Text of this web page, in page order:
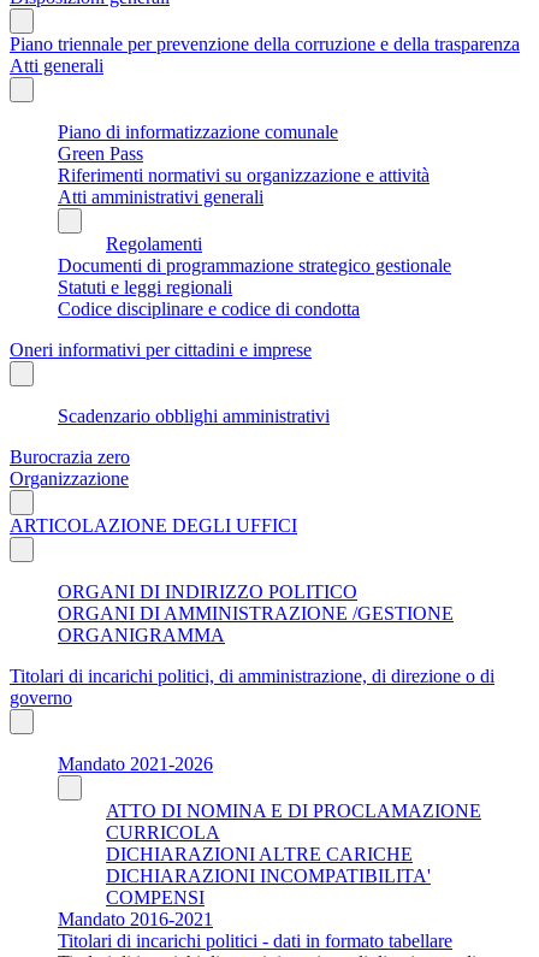
Piano triennale per prevenzione della corruzione e della trasparenza
Atti generali
Piano di informatizzazione comunale
Green Pass
Riferimenti normativi su organizzazione e attività
Atti amministrativi generali
Regolamenti
Documenti di programmazione strategico gestionale
Statuti e leggi regionali
Codice disciplinare e codice di condotta
Oneri informativi per cittadini e imprese
Scadenzario obblighi amministrativi
Burocrazia zero
Organizzazione
ARTICOLAZIONE DEGLI UFFICI
ORGANI DI INDIRIZZO POLITICO
ORGANI DI AMMINISTRAZIONE /GESTIONE
ORGANIGRAMMA
Titolari di incarichi politici, di amministrazione, di direzione o di
governo
Mandato 2021-2026
ATTO DI NOMINA E DI PROCLAMAZIONE
CURRICOLA
DICHIARAZIONI ALTRE CARICHE
DICHIARAZIONI INCOMPATIBILITA'
COMPENSI
Mandato 2016-2021
Titolari di incarichi politici - dati in formato tabellare